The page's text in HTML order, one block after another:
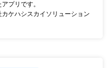
プリです。
カケハシスカイソリューション